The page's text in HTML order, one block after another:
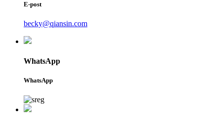
E-post
becky@qiansin.com
WhatsApp
WhatsApp